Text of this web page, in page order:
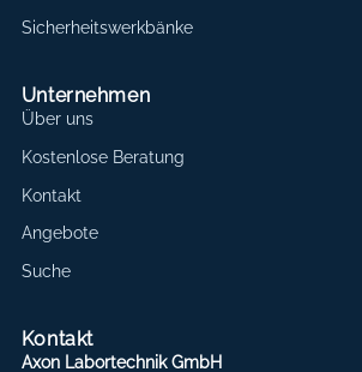
Sicherheitswerkbänke
Unternehmen
Über uns
Kostenlose Beratung
Kontakt
Angebote
Suche
Kontakt
Axon Labortechnik GmbH